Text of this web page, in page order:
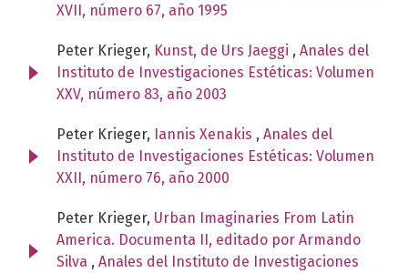
XVII, número 67, año 1995
Peter Krieger, Kunst, de Urs Jaeggi , Anales del
Instituto de Investigaciones Estéticas: Volumen
XXV, número 83, año 2003
Peter Krieger, Iannis Xenakis , Anales del
Instituto de Investigaciones Estéticas: Volumen
XXII, número 76, año 2000
Peter Krieger, Urban Imaginaries From Latin
America. Documenta II, editado por Armando
Silva , Anales del Instituto de Investigaciones